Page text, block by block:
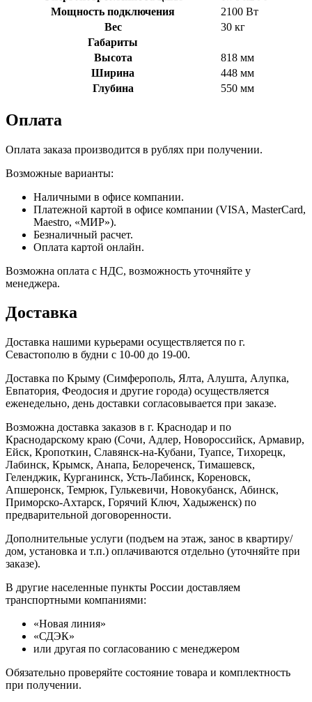
Мощность подключения
2100 Вт
Вес
30 кг
Габариты
Высота
818 мм
Ширина
448 мм
Глубина
550 мм
Оплата
Оплата заказа производится в рублях при получении.
Возможные варианты:
Наличными в офисе компании.
Платежной картой в офисе компании (VISA, MasterCard,
Maestro, «МИР»).
Безналичный расчет.
Оплата картой онлайн.
Возможна оплата с НДС, возможность уточняйте у
менеджера.
Доставка
Доставка нашими курьерами осуществляется по г.
Севастополю в будни с 10-00 до 19-00.
Доставка по Крыму (Симферополь, Ялта, Алушта, Алупка,
Евпатория, Феодосия и другие города) осуществляется
еженедельно, день доставки согласовывается при заказе.
Возможна доставка заказов в г. Краснодар и по
Краснодарскому краю (Сочи, Адлер, Новороссийск, Армавир,
Ейск, Кропоткин, Славянск-на-Кубани, Туапсе, Тихорецк,
Лабинск, Крымск, Анапа, Белореченск, Тимашевск,
Геленджик, Курганинск, Усть-Лабинск, Кореновск,
Апшеронск, Темрюк, Гулькевичи, Новокубанск, Абинск,
Приморско-Ахтарск, Горячий Ключ, Хадыженск) по
предварительной договоренности.
Дополнительные услуги (подъем на этаж, занос в квартиру/
дом, установка и т.п.) оплачиваются отдельно (уточняйте при
заказе).
В другие населенные пункты России доставляем
транспортными компаниями:
«Новая линия»
«СДЭК»
или другая по согласованию с менеджером
Обязательно проверяйте состояние товара и комплектность
при получении.